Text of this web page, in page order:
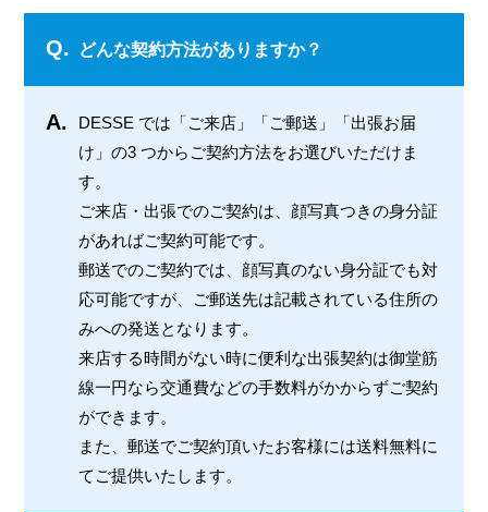
Q. どんな契約方法がありますか？
A.
DESSE では「ご来店」「ご郵送」「出張お届
け」の3 つからご契約方法をお選びいただけま
す。
ご来店・出張でのご契約は、顔写真つきの身分証
があればご契約可能です。
郵送でのご契約では、顔写真のない身分証でも対
応可能ですが、ご郵送先は記載されている住所の
みへの発送となります。
来店する時間がない時に便利な出張契約は御堂筋
線一円なら交通費などの手数料がかからずご契約
ができます。
また、郵送でご契約頂いたお客様には送料無料に
てご提供いたします。